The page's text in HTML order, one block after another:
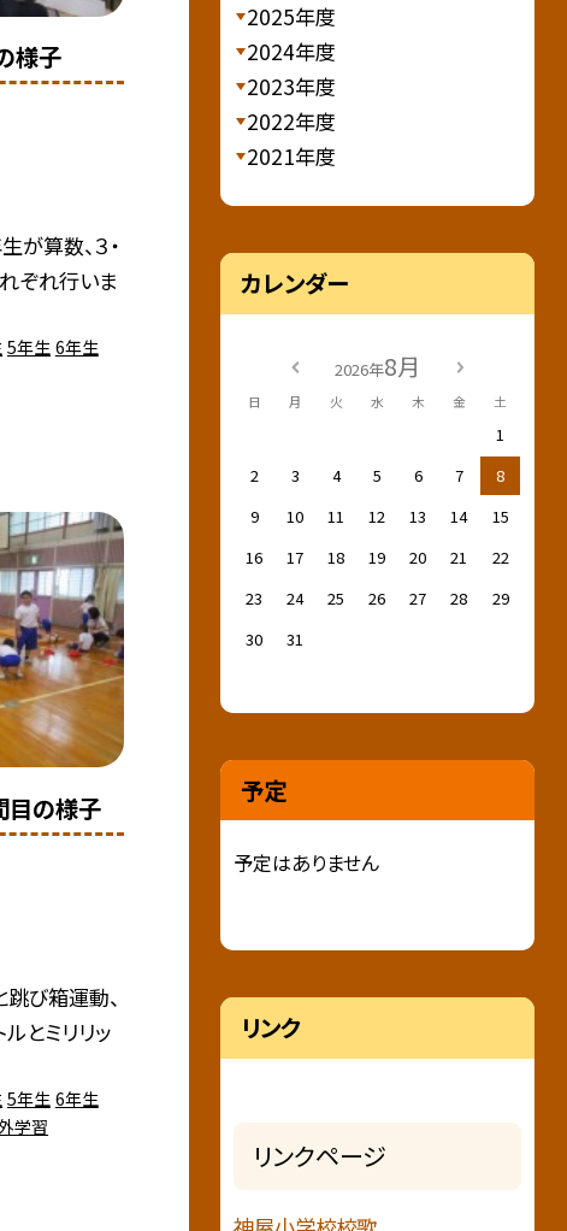
様子
が算数、３・
ぞれ行いま
5年生 6年生
目の様子
び箱運動、
とミリリッ
5年生 6年生
学習
2025年度
2024年度
2023年度
2022年度
2021年度
カレンダー
2026年8月
日 月 火 水 木 金 土
1
2
3 4 5 6 7
8
9
10 11 12 13 14
15
16
17 18 19 20 21
22
23
24 25 26 27 28
29
30
31
予定
予定はありません
リンク
リンクページ